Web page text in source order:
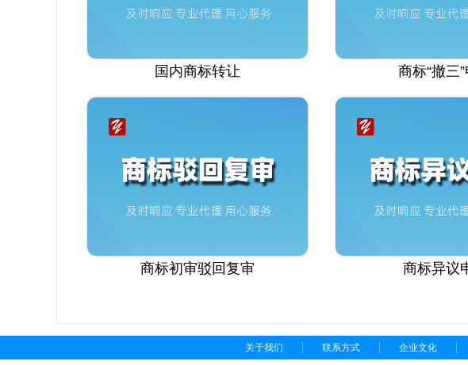
国内商标转让 商标“撤三
商标初审驳回复审 商标异议
关于我们 联系方式 企业文化